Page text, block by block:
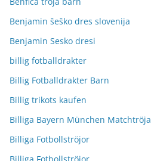
Benjamin šeško dres slovenija
Benjamin Sesko dresi
billig fotballdrakter
Billig Fotballdrakter Barn
Billig trikots kaufen
Billiga Bayern München Matchtröja
Billiga Fotbollströjor